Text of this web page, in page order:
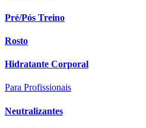
Pré/Pós Treino
Rosto
Hidratante Corporal
Para Profissionais
Neutralizantes